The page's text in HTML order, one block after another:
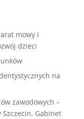
mowy i
dzieci
na
zawodowych –
Gabinet